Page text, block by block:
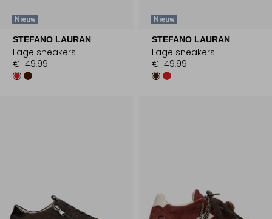
Nieuw
STEFANO LAURAN
Lage sneakers
€ 149,99
Nieuw
STEFANO LAURAN
Lage sneakers
€ 149,99